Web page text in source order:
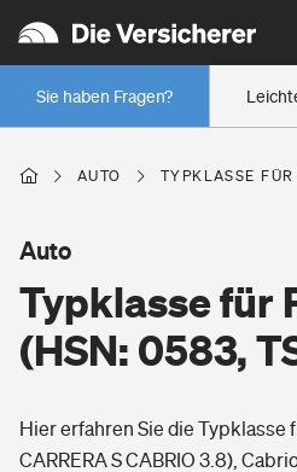
Sie haben Fragen?
Wer versichert was: Jetzt
Regionalklassen: So ist Ihre
Wer versichert was: Jetzt
Berufsunfähigkeitsversicherung
Erwerbsunfähigkeitsversicherung
Grundfähigkeitsversicherung
Wohnen
Freizeit
AUTO TYPKLASSE
Typklasse für
(HSN: 0583,
Auto
Hier erfahren Sie die Typklasse
CARRERA S CABRIO 3.8),